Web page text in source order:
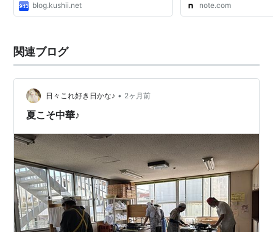
blog.kushii.net note.com
関連ブログ
日々これ好き日かな♪ • 2ヶ月前
夏こそ中華♪